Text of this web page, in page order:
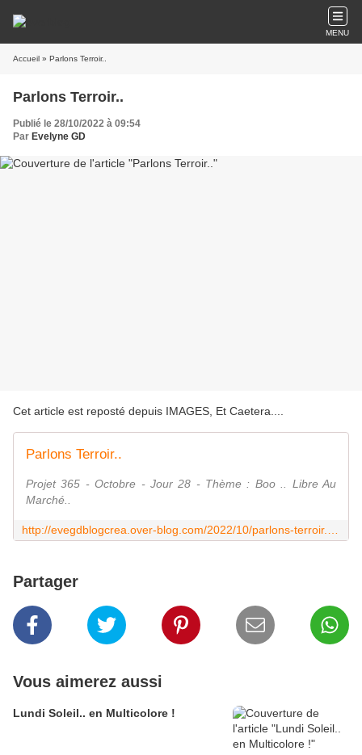
MENU
Accueil » Parlons Terroir..
Parlons Terroir..
Publié le 28/10/2022 à 09:54
Par Evelyne GD
Cet article est reposté depuis IMAGES, Et Caetera...
Parlons Terroir..
Projet 365 - Octobre - Jour 28 - Thème : Boo .. Libre Au
Marché..
Partager
Vous aimerez aussi
Lundi Soleil.. en Multicolore !